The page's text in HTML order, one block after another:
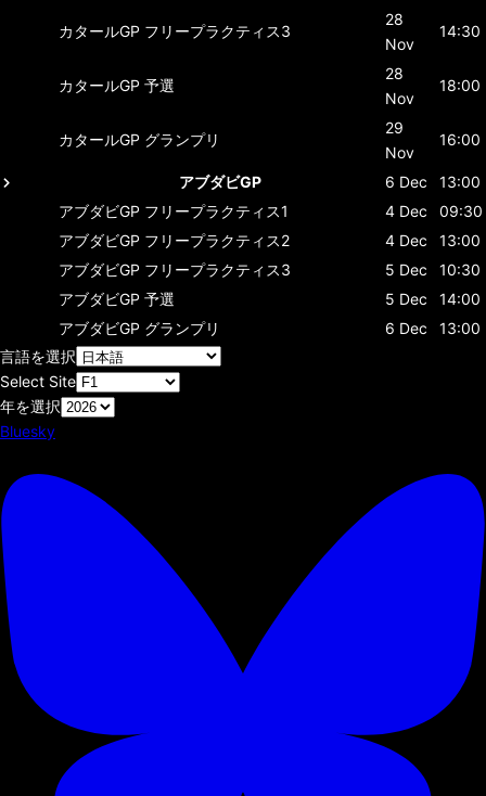
カタールGP フリープラクティス3
28
Nov
14:30
カタールGP 予選
28
Nov
18:00
カタールGP グランプリ
29
Nov
16:00
アブダビGP 6 Dec
13:00
アブダビGP フリープラクティス1 4 Dec
09:30
アブダビGP フリープラクティス2 4 Dec
13:00
アブダビGP フリープラクティス3 5 Dec
10:30
アブダビGP 予選 5 Dec
14:00
アブダビGP グランプリ 6 Dec
13:00
言語を選択
Select Site
年を選択
Bluesky